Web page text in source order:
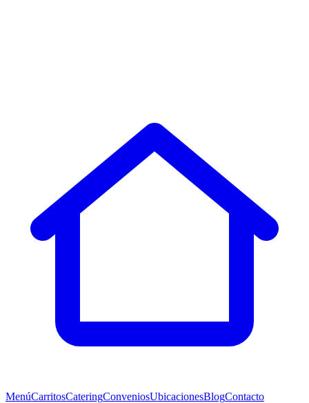
MenúCarritosCateringConveniosUbicacionesBlogContacto